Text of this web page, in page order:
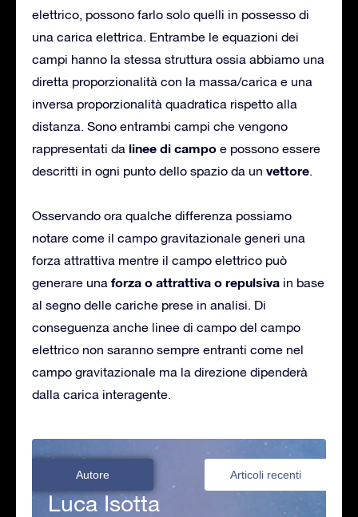
elettrico, possono farlo solo quelli in possesso di
una carica elettrica. Entrambe le equazioni dei
campi hanno la stessa struttura ossia abbiamo una
diretta proporzionalità con la massa/carica e una
inversa proporzionalità quadratica rispetto alla
distanza. Sono entrambi campi che vengono
rappresentati da linee di campo e possono essere
descritti in ogni punto dello spazio da un vettore.
Osservando ora qualche differenza possiamo
notare come il campo gravitazionale generi una
forza attrattiva mentre il campo elettrico può
generare una forza o attrattiva o repulsiva in base
al segno delle cariche prese in analisi. Di
conseguenza anche linee di campo del campo
elettrico non saranno sempre entranti come nel
campo gravitazionale ma la direzione dipenderà
dalla carica interagente.
Autore Articoli recenti
Luca Isotta